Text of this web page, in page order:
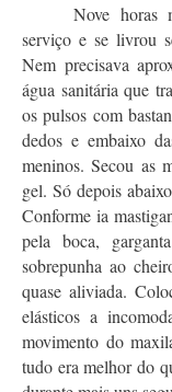
Nove horas
serviço e se livrou
Nem precisava
água sanitária que
os pulsos com
dedos e embaixo
meninos. Secou as
gel. Só depois
Conforme ia
pela boca,
sobrepunha ao
quase aliviada.
elásticos a
movimento do
tudo era melhor do